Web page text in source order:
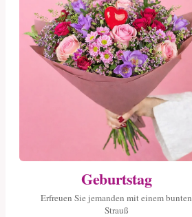
Geburtstag
Erfreuen Sie jemanden mit einem bunten
Strauß